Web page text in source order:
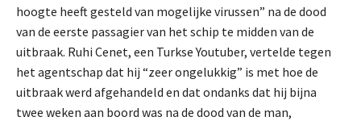
hoogte heeft gesteld van mogelijke virussen” na de dood
van de eerste passagier van het schip te midden van de
uitbraak. Ruhi Cenet, een Turkse Youtuber, vertelde tegen
het agentschap dat hij “zeer ongelukkig” is met hoe de
uitbraak werd afgehandeld en dat ondanks dat hij bijna
twee weken aan boord was na de dood van de man,